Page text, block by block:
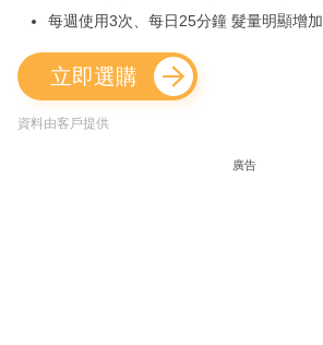
每週使用3次、每日25分鐘 髮量明顯增加
立即選購
資料由客戶提供
廣告